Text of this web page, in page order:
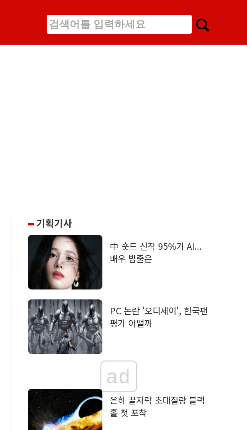
기획기사
中 숏드 신작 95%가 AI...
배우 밥줄은
PC 논란 '오디세이', 한국팬
평가 어떨까
ad
은하 끝자락 초대질량 블랙
홀 첫 포착